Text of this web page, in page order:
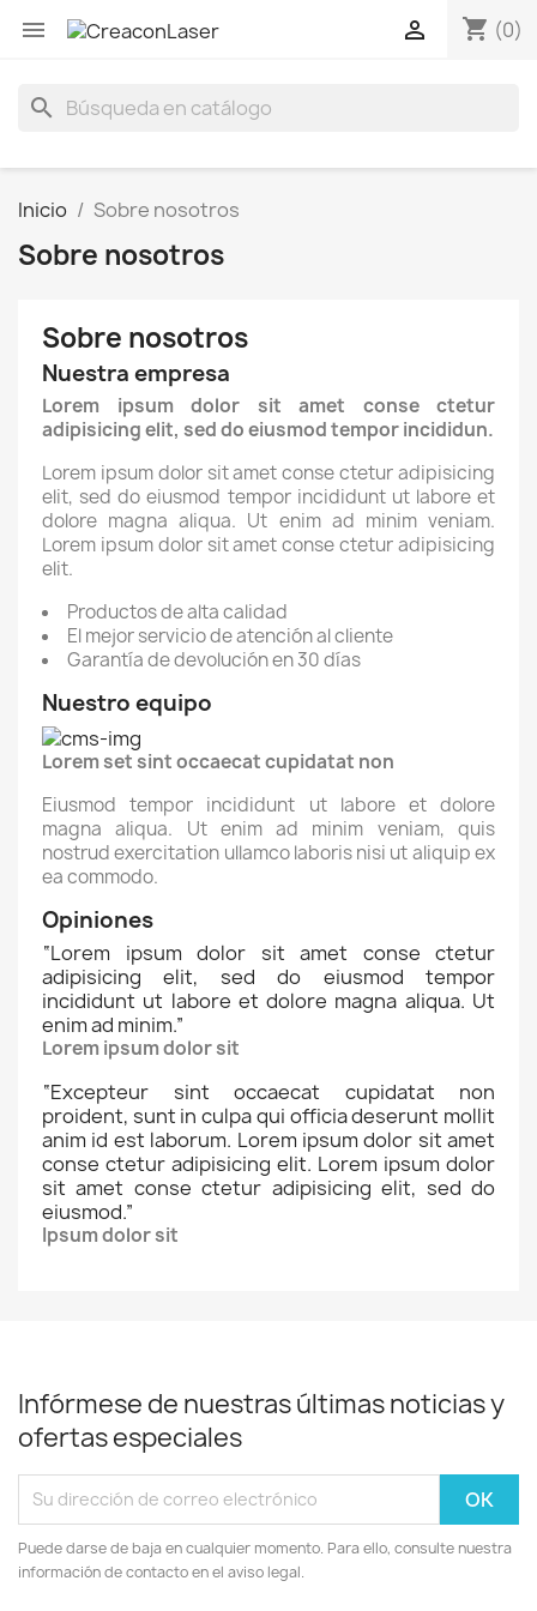
 shopping_cart (0)

search
Inicio Sobre nosotros
Sobre nosotros
Sobre nosotros
Nuestra empresa
Lorem ipsum dolor sit amet conse ctetur
adipisicing elit, sed do eiusmod tempor incididun.
Lorem ipsum dolor sit amet conse ctetur adipisicing
elit, sed do eiusmod tempor incididunt ut labore et
dolore magna aliqua. Ut enim ad minim veniam.
Lorem ipsum dolor sit amet conse ctetur adipisicing
elit.
Productos de alta calidad
El mejor servicio de atención al cliente
Garantía de devolución en 30 días
Nuestro equipo
Lorem set sint occaecat cupidatat non
Eiusmod tempor incididunt ut labore et dolore
magna aliqua. Ut enim ad minim veniam, quis
nostrud exercitation ullamco laboris nisi ut aliquip ex
ea commodo.
Opiniones
“Lorem ipsum dolor sit amet conse ctetur
adipisicing elit, sed do eiusmod tempor
incididunt ut labore et dolore magna aliqua. Ut
enim ad minim.”
Lorem ipsum dolor sit
“Excepteur sint occaecat cupidatat non
proident, sunt in culpa qui officia deserunt mollit
anim id est laborum. Lorem ipsum dolor sit amet
conse ctetur adipisicing elit. Lorem ipsum dolor
sit amet conse ctetur adipisicing elit, sed do
eiusmod.”
Ipsum dolor sit
Infórmese de nuestras últimas noticias y
ofertas especiales
Puede darse de baja en cualquier momento. Para ello, consulte nuestra
información de contacto en el aviso legal.